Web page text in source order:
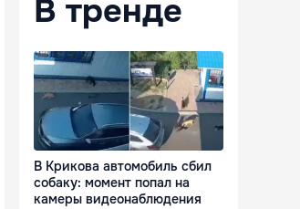
В тренде
В Крикова автомобиль сбил
собаку: момент попал на
камеры видеонаблюдения